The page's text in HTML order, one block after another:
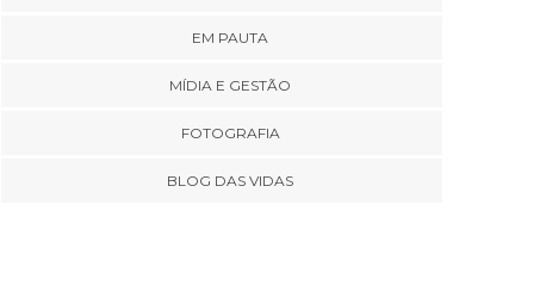
EM PAUTA
MÍDIA E GESTÃO
FOTOGRAFIA
BLOG DAS VIDAS